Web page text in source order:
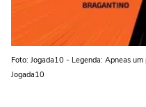
Foto: Jogada10 - Legenda: Apneas
Jogada10